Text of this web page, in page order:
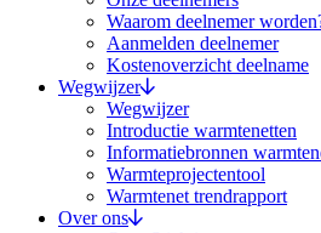
Waarom deelnemer
Aanmelden deelnemer
Kostenoverzicht deelname
Wegwijzer
Wegwijzer
Introductie warmtenetten
Informatiebronnen
Warmteprojectentool
Warmtenet trendrapport
Over ons